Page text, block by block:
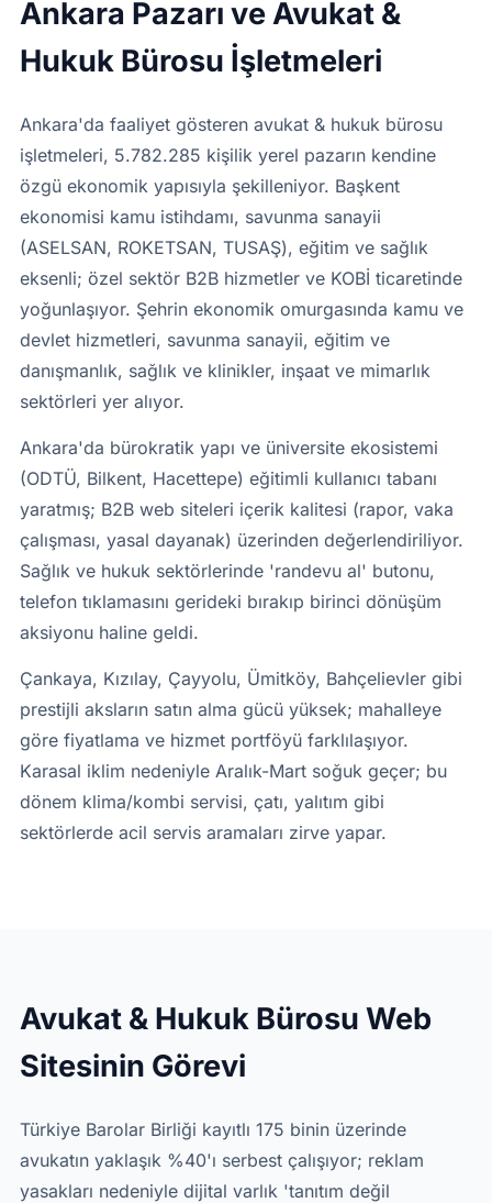
Ankara Pazarı ve Avukat &
Hukuk Bürosu İşletmeleri
Ankara'da faaliyet gösteren avukat & hukuk bürosu
işletmeleri, 5.782.285 kişilik yerel pazarın kendine
özgü ekonomik yapısıyla şekilleniyor. Başkent
ekonomisi kamu istihdamı, savunma sanayii
(ASELSAN, ROKETSAN, TUSAŞ), eğitim ve sağlık
eksenli; özel sektör B2B hizmetler ve KOBİ ticaretinde
yoğunlaşıyor. Şehrin ekonomik omurgasında kamu ve
devlet hizmetleri, savunma sanayii, eğitim ve
danışmanlık, sağlık ve klinikler, inşaat ve mimarlık
sektörleri yer alıyor.
Ankara'da bürokratik yapı ve üniversite ekosistemi
(ODTÜ, Bilkent, Hacettepe) eğitimli kullanıcı tabanı
yaratmış; B2B web siteleri içerik kalitesi (rapor, vaka
çalışması, yasal dayanak) üzerinden değerlendiriliyor.
Sağlık ve hukuk sektörlerinde 'randevu al' butonu,
telefon tıklamasını gerideki bırakıp birinci dönüşüm
aksiyonu haline geldi.
Çankaya, Kızılay, Çayyolu, Ümitköy, Bahçelievler gibi
prestijli aksların satın alma gücü yüksek; mahalleye
göre fiyatlama ve hizmet portföyü farklılaşıyor.
Karasal iklim nedeniyle Aralık-Mart soğuk geçer; bu
dönem klima/kombi servisi, çatı, yalıtım gibi
sektörlerde acil servis aramaları zirve yapar.
Avukat & Hukuk Bürosu Web
Sitesinin Görevi
Türkiye Barolar Birliği kayıtlı 175 binin üzerinde
avukatın yaklaşık %40'ı serbest çalışıyor; reklam
yasakları nedeniyle dijital varlık 'tanıtım değil